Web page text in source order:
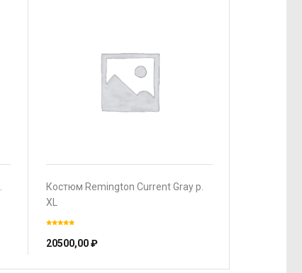
Костюм Remington Current Gray р.
XL
20500,00₽